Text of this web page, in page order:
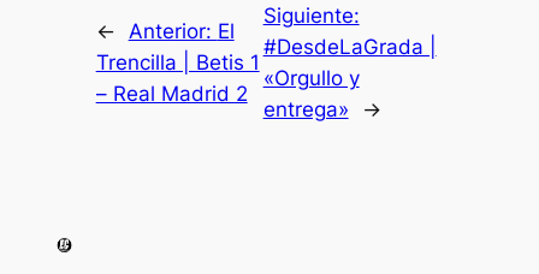
← Anterior: El
Trencilla | Betis 1
– Real Madrid 2
Siguiente:
#DesdeLaGrada |
«Orgullo y
entrega»
→